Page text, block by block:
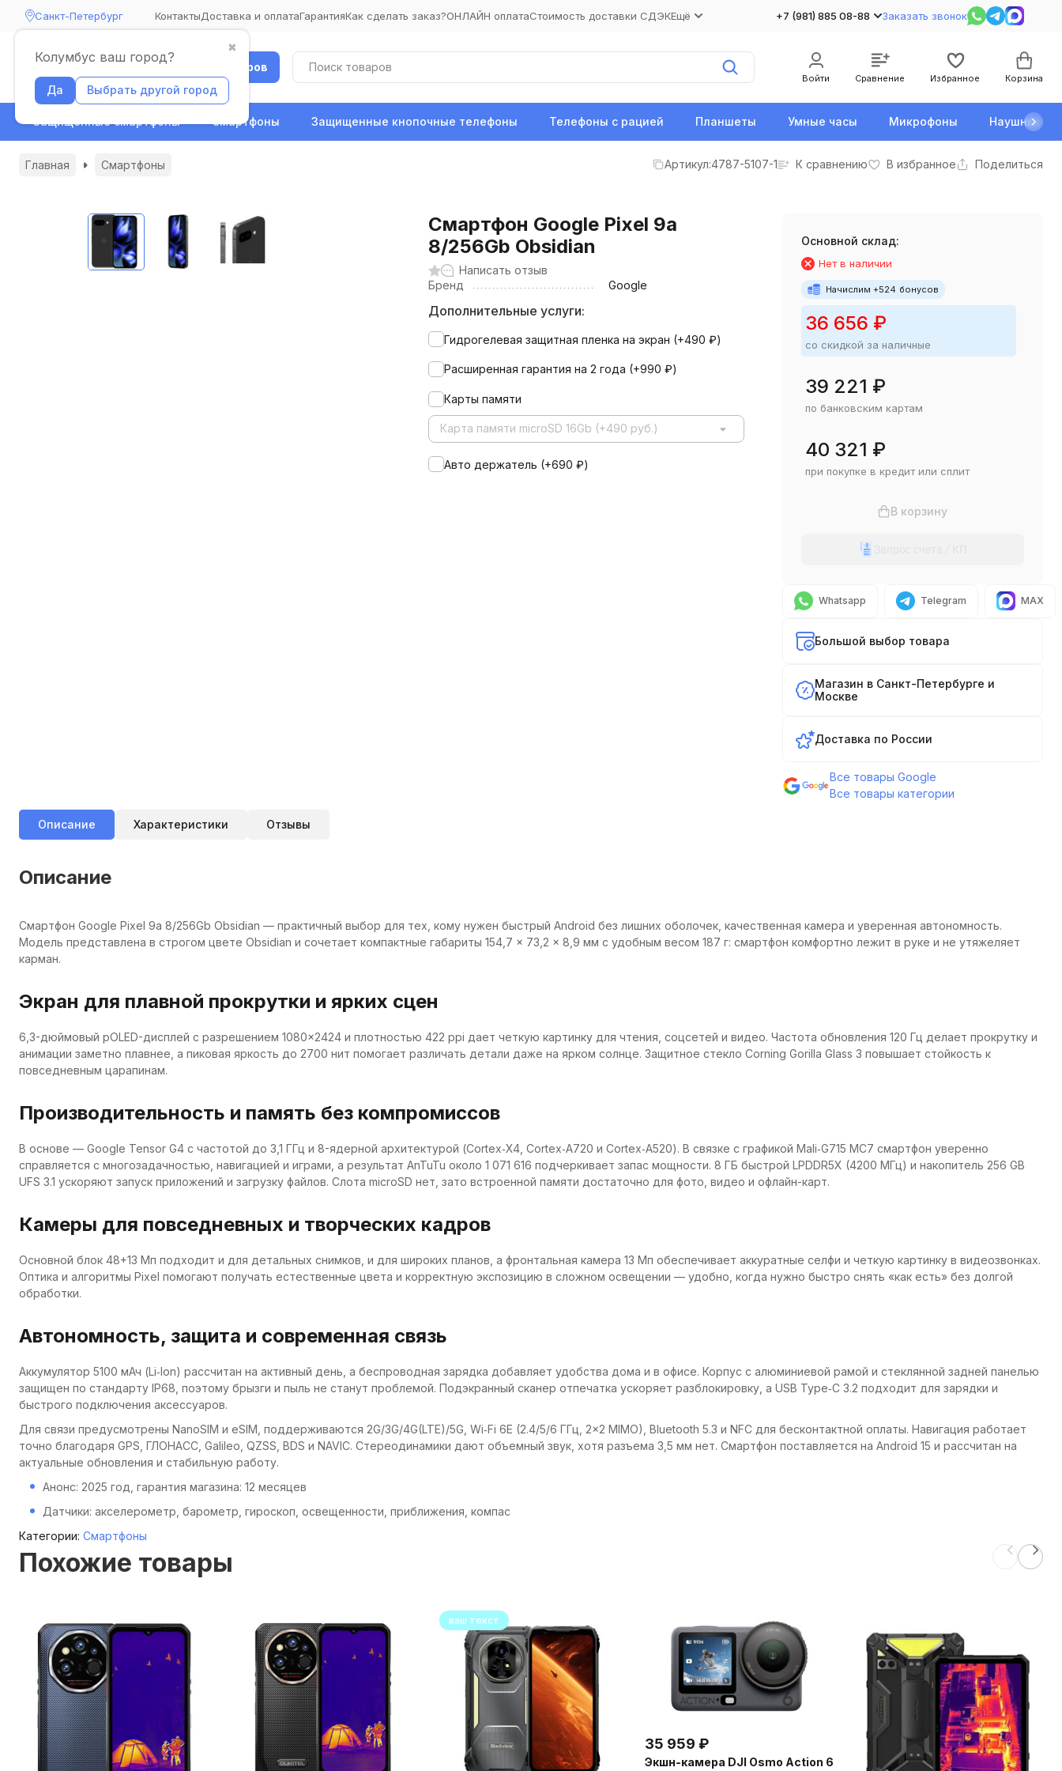
Санкт-Петербург
✖
Колумбус ваш город?
Да Выбрать другой город
КонтактыДоставка и оплатаГарантияКак сделать заказ?ОНЛАЙН оплатаСтоимость доставки СДЭКЕщё +7 (981) 885 08-88 Заказать звонок
Каталог товаров
Войти Сравнение Избранное Корзина
Защищенные смартфоны Смартфоны Защищенные кнопочные телефоны Телефоны с рацией Планшеты Умные часы Микрофоны Наушники
Главная Смартфоны Артикул:4787-5107-1 К сравнению В избранное Поделиться
Смартфон Google Pixel 9a
8/256Gb Obsidian
Написать отзыв
Бренд
Google
Дополнительные услуги:
Гидрогелевая защитная пленка на экран (+490₽)
Расширенная гарантия на 2 года (+990₽)
Карты памяти
Карта памяти microSD 16Gb (+490 руб.)
Авто держатель (+690₽)
Основной склад:
Нет в наличии
Начислим +524 бонусов
36 656 ₽
со скидкой за наличные
39 221 ₽
по банковским картам
40 321 ₽
при покупке в кредит или сплит
В корзину
Whatsapp Telegram MAX
Большой выбор товара
Магазин в Санкт-Петербурге и
Москве
Доставка по России
Все товары Google
Все товары категории
Описание Характеристики Отзывы
Описание
Смартфон Google Pixel 9a 8/256Gb Obsidian — практичный выбор для тех, кому нужен быстрый Android без лишних оболочек, качественная камера и уверенная автономность.
Модель представлена в строгом цвете Obsidian и сочетает компактные габариты 154,7 × 73,2 × 8,9 мм с удобным весом 187 г: смартфон комфортно лежит в руке и не утяжеляет
карман.
Экран для плавной прокрутки и ярких сцен
6,3-дюймовый pOLED-дисплей с разрешением 1080×2424 и плотностью 422 ppi дает четкую картинку для чтения, соцсетей и видео. Частота обновления 120 Гц делает прокрутку и
анимации заметно плавнее, а пиковая яркость до 2700 нит помогает различать детали даже на ярком солнце. Защитное стекло Corning Gorilla Glass 3 повышает стойкость к
повседневным царапинам.
Производительность и память без компромиссов
В основе — Google Tensor G4 с частотой до 3,1 ГГц и 8-ядерной архитектурой (Cortex‑X4, Cortex‑A720 и Cortex‑A520). В связке с графикой Mali‑G715 MC7 смартфон уверенно
справляется с многозадачностью, навигацией и играми, а результат AnTuTu около 1 071 616 подчеркивает запас мощности. 8 ГБ быстрой LPDDR5X (4200 МГц) и накопитель 256 GB
UFS 3.1 ускоряют запуск приложений и загрузку файлов. Слота microSD нет, зато встроенной памяти достаточно для фото, видео и офлайн-карт.
Камеры для повседневных и творческих кадров
Основной блок 48+13 Мп подходит и для детальных снимков, и для широких планов, а фронтальная камера 13 Мп обеспечивает аккуратные селфи и четкую картинку в видеозвонках.
Оптика и алгоритмы Pixel помогают получать естественные цвета и корректную экспозицию в сложном освещении — удобно, когда нужно быстро снять «как есть» без долгой
обработки.
Автономность, защита и современная связь
Аккумулятор 5100 мАч (Li‑Ion) рассчитан на активный день, а беспроводная зарядка добавляет удобства дома и в офисе. Корпус с алюминиевой рамой и стеклянной задней панелью
защищен по стандарту IP68, поэтому брызги и пыль не станут проблемой. Подэкранный сканер отпечатка ускоряет разблокировку, а USB Type‑C 3.2 подходит для зарядки и
быстрого подключения аксессуаров.
Для связи предусмотрены NanoSIM и eSIM, поддерживаются 2G/3G/4G(LTE)/5G, Wi‑Fi 6E (2.4/5/6 ГГц, 2×2 MIMO), Bluetooth 5.3 и NFC для бесконтактной оплаты. Навигация работает
точно благодаря GPS, ГЛОНАСС, Galileo, QZSS, BDS и NAVIC. Стереодинамики дают объемный звук, хотя разъема 3,5 мм нет. Смартфон поставляется на Android 15 и рассчитан на
актуальные обновления и стабильную работу.
Анонс: 2025 год, гарантия магазина: 12 месяцев
Датчики: акселерометр, барометр, гироскоп, освещенности, приближения, компас
Категории: Смартфоны
Похожие товары
ваш текст
35 959 ₽
Экшн-камера DJI Osmo Action 6